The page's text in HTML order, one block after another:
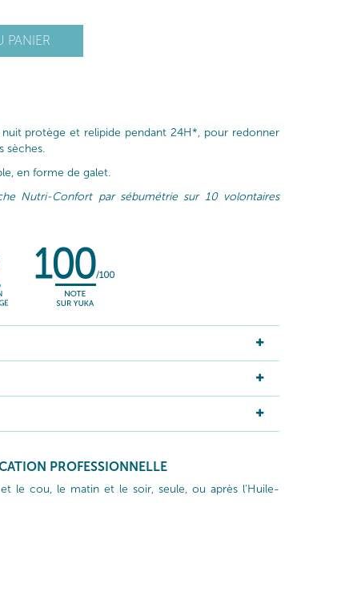
PANIER
protège et relipide pendant 24H*, pour redonner
sèches.
en forme de galet.
Nutri-Confort par sébumétrie sur 10 volontaires
PROFESSIONNELLE
le cou, le matin et le soir, seule, ou après l’Huile-